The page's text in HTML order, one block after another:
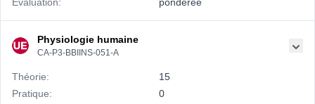
Évaluation:
pondérée
Physiologie humaine
CA-P3-BBIINS-051-A
Théorie:
15
Pratique:
0